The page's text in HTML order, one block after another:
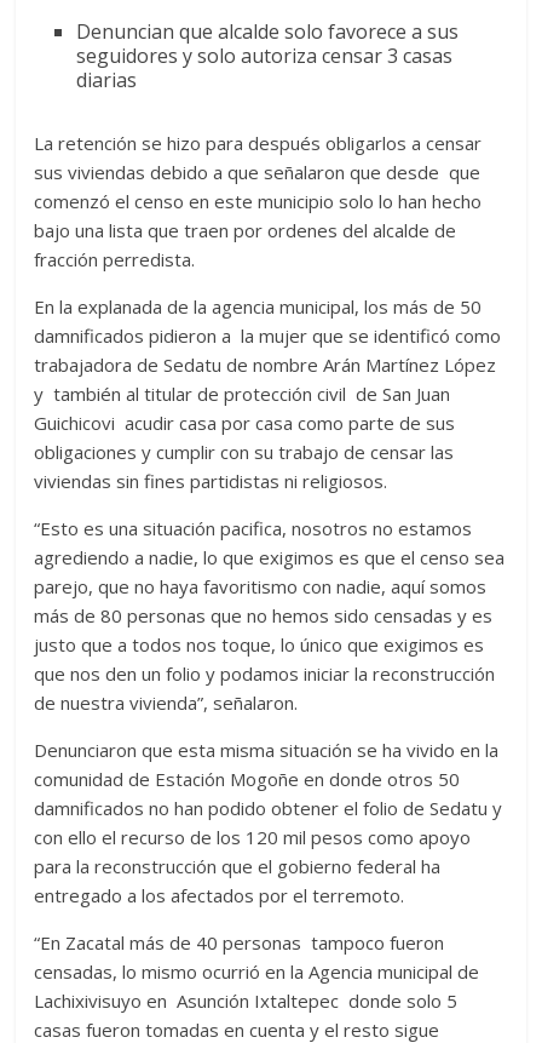
Denuncian que alcalde solo favorece a sus
seguidores y solo autoriza censar 3 casas
diarias
La retención se hizo para después obligarlos a censar
sus viviendas debido a que señalaron que desde que
comenzó el censo en este municipio solo lo han hecho
bajo una lista que traen por ordenes del alcalde de
fracción perredista.
En la explanada de la agencia municipal, los más de 50
damnificados pidieron a la mujer que se identificó como
trabajadora de Sedatu de nombre Arán Martínez López
y también al titular de protección civil de San Juan
Guichicovi acudir casa por casa como parte de sus
obligaciones y cumplir con su trabajo de censar las
viviendas sin fines partidistas ni religiosos.
“Esto es una situación pacifica, nosotros no estamos
agrediendo a nadie, lo que exigimos es que el censo sea
parejo, que no haya favoritismo con nadie, aquí somos
más de 80 personas que no hemos sido censadas y es
justo que a todos nos toque, lo único que exigimos es
que nos den un folio y podamos iniciar la reconstrucción
de nuestra vivienda”, señalaron.
Denunciaron que esta misma situación se ha vivido en la
comunidad de Estación Mogoñe en donde otros 50
damnificados no han podido obtener el folio de Sedatu y
con ello el recurso de los 120 mil pesos como apoyo
para la reconstrucción que el gobierno federal ha
entregado a los afectados por el terremoto.
“En Zacatal más de 40 personas tampoco fueron
censadas, lo mismo ocurrió en la Agencia municipal de
Lachixivisuyo en Asunción Ixtaltepec donde solo 5
casas fueron tomadas en cuenta y el resto sigue